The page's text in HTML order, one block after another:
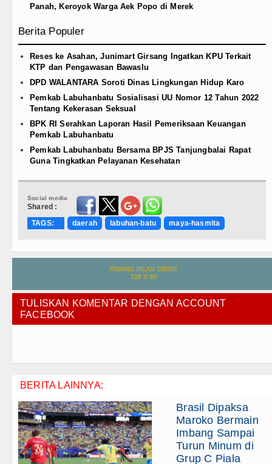
Panah, Keroyok Warga Aek Popo di Merek
Berita Populer
Reses ke Asahan, Junimart Girsang Ingatkan KPU Terkait
KTP dan Pengawasan Bawaslu
DPD WALANTARA Soroti Dinas Lingkungan Hidup Karo
Pemkab Labuhanbatu Sosialisasi UU Nomor 12 Tahun 2022
Tentang Kekerasan Seksual
BPK RI Serahkan Laporan Hasil Pemeriksaan Keuangan
Pemkab Labuhanbatu
Pemkab Labuhanbatu Bersama BPJS Tanjungbalai Rapat
Guna Tingkatkan Pelayanan Kesehatan
Social media
Shared :
TAGS:
daerah labuhan-batu maya-hasmita
TULISKAN KOMENTAR DENGAN ACCOUNT
FACEBOOK
BERITA LAINNYA:
Brasil Dipaksa
Maroko Bermain
Imbang Sampai
Turun Minum di
Grup C Piala